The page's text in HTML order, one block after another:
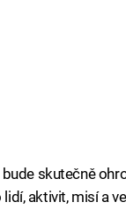
skutečně
aktivit, misí a